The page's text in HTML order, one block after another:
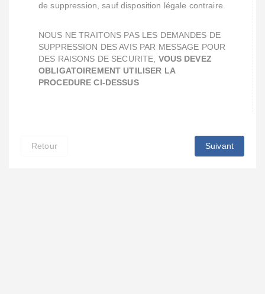
de suppression, sauf disposition légale contraire.
NOUS NE TRAITONS PAS LES DEMANDES DE
SUPPRESSION DES AVIS PAR MESSAGE POUR
DES RAISONS DE SECURITE, VOUS DEVEZ
OBLIGATOIREMENT UTILISER LA
PROCEDURE CI-DESSUS
Suivant
Retour